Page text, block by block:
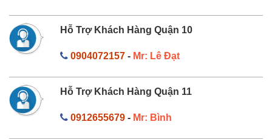
Hỗ Trợ Khách Hàng Quận 10
0904072157- Mr: Lê Đạt
Hỗ Trợ Khách Hàng Quận 11
0912655679- Mr: Bình